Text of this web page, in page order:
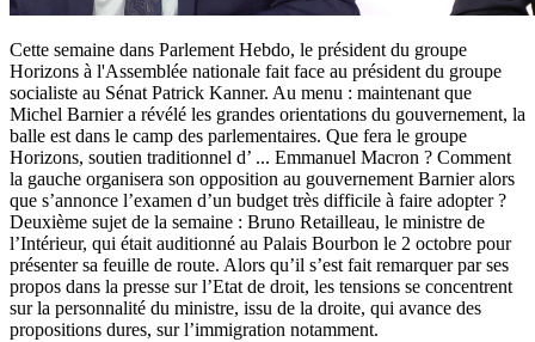
Cette semaine dans Parlement Hebdo, le président du groupe
Horizons à l'Assemblée nationale fait face au président du groupe
socialiste au Sénat Patrick Kanner. Au menu : maintenant que
Michel Barnier a révélé les grandes orientations du gouvernement, la
balle est dans le camp des parlementaires. Que fera le groupe
Horizons, soutien traditionnel d’ ... Emmanuel Macron ? Comment
la gauche organisera son opposition au gouvernement Barnier alors
que s’annonce l’examen d’un budget très difficile à faire adopter ?
Deuxième sujet de la semaine : Bruno Retailleau, le ministre de
l’Intérieur, qui était auditionné au Palais Bourbon le 2 octobre pour
présenter sa feuille de route. Alors qu’il s’est fait remarquer par ses
propos dans la presse sur l’Etat de droit, les tensions se concentrent
sur la personnalité du ministre, issu de la droite, qui avance des
propositions dures, sur l’immigration notamment.